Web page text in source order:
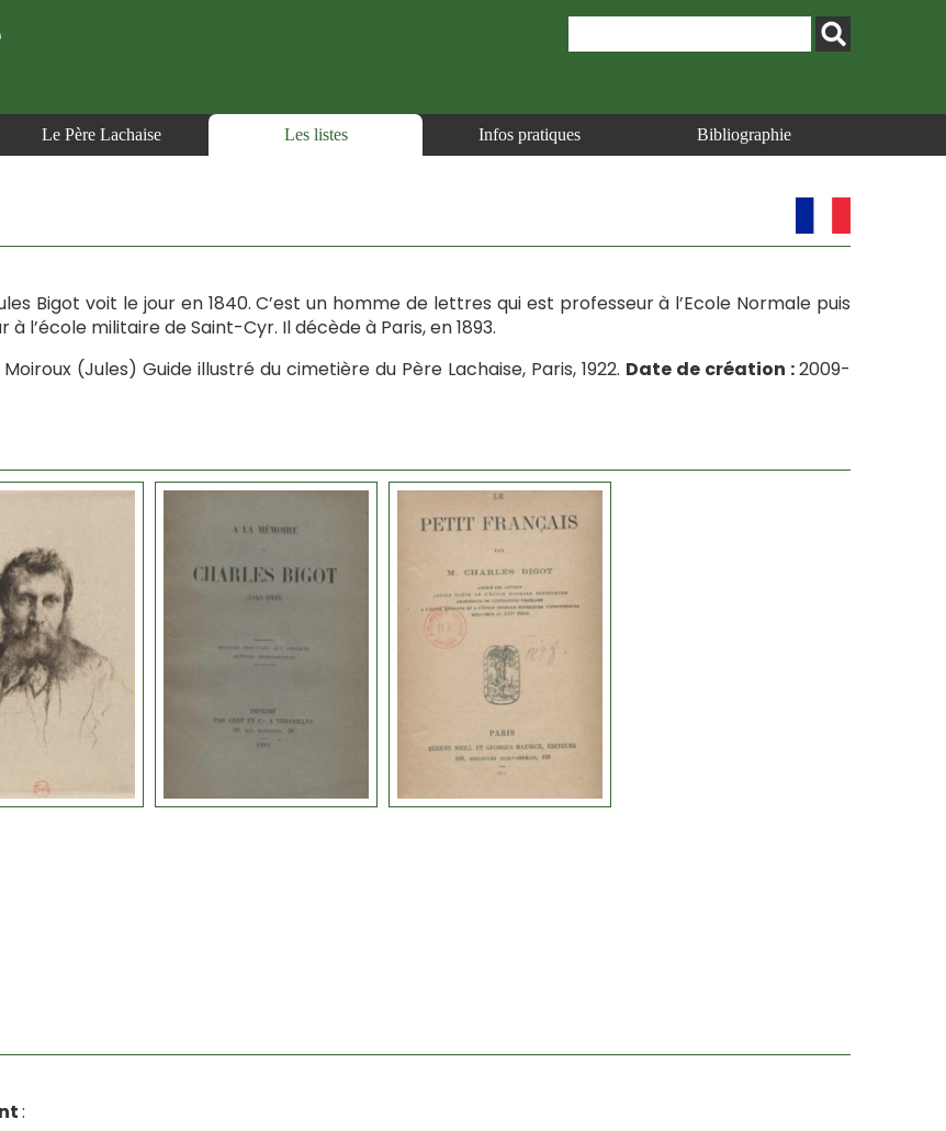
Le Père Lachaise Les listes Infos pratiques Bibliographie
Bigot voit le jour en 1840. C’est un homme de lettres qui est professeur à l’Ecole Normale puis
à l’école militaire de Saint-Cyr. Il décède à Paris, en 1893.
(Jules) Guide illustré du cimetière du Père Lachaise, Paris, 1922. Date de création :2009-
: